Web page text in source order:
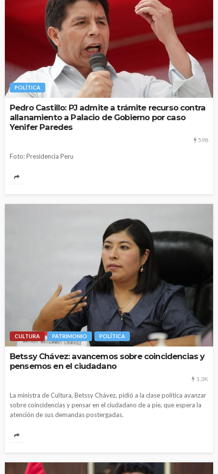
POLÍTICA
Pedro Castillo: PJ admite a trámite recurso contra
allanamiento a Palacio de Gobierno por caso
Yenifer Paredes
598
Foto: Presidencia Peru
CULTURA PATRIMONIO POLÍTICA
Betssy Chávez: avancemos sobre coincidencias y
pensemos en el ciudadano
1.3K
La ministra de Cultura, Betssy Chávez, pidió a la clase política avanzar
sobre coincidencias y pensar en el ciudadano de a pie, que espera la
atención de sus demandas postergadas.